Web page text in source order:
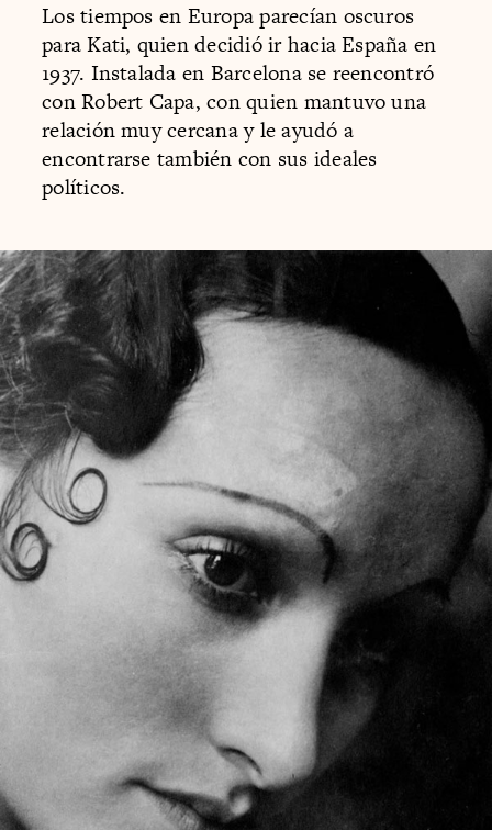
Los tiempos en Europa parecían oscuros
para Kati, quien decidió ir hacia España en
1937. Instalada en Barcelona se reencontró
con Robert Capa, con quien mantuvo una
relación muy cercana y le ayudó a
encontrarse también con sus ideales
políticos.